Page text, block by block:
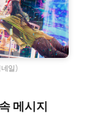
일)
메시지